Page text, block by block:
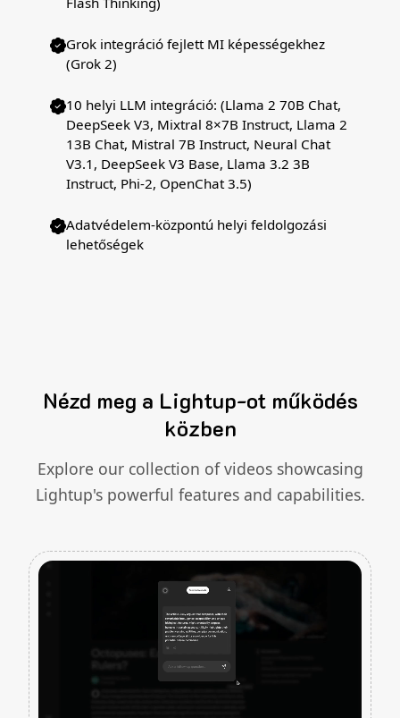
Grok integráció fejlett MI képességekhez
(Grok 2)
10 helyi LLM integráció: (Llama 2 70B Chat,
DeepSeek V3, Mixtral 8×7B Instruct, Llama 2
13B Chat, Mistral 7B Instruct, Neural Chat
V3.1, DeepSeek V3 Base, Llama 3.2 3B
Instruct, Phi-2, OpenChat 3.5)
Adatvédelem-központú helyi feldolgozási
lehetőségek
Nézd meg a Lightup-ot működés
közben
Explore our collection of videos showcasing
Lightup's powerful features and capabilities.